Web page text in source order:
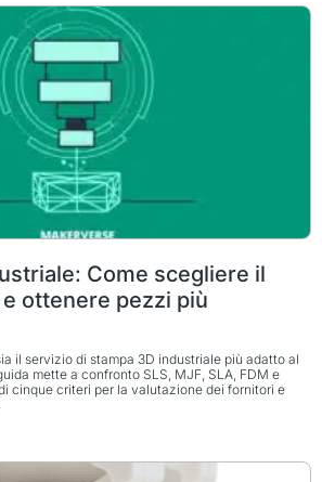
Come scegliere il
ottenere pezzi più
il servizio di stampa 3D industriale più adatto al
mette a confronto SLS, MJF, SLA, FDM e
cinque criteri per la valutazione dei fornitori e